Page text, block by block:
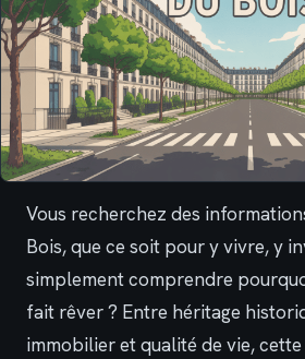
Vous recherchez des
Bois, que ce soit pour y vivre, y
simplement comprendre
fait rêver ? Entre héritage
immobilier et qualité de vie,